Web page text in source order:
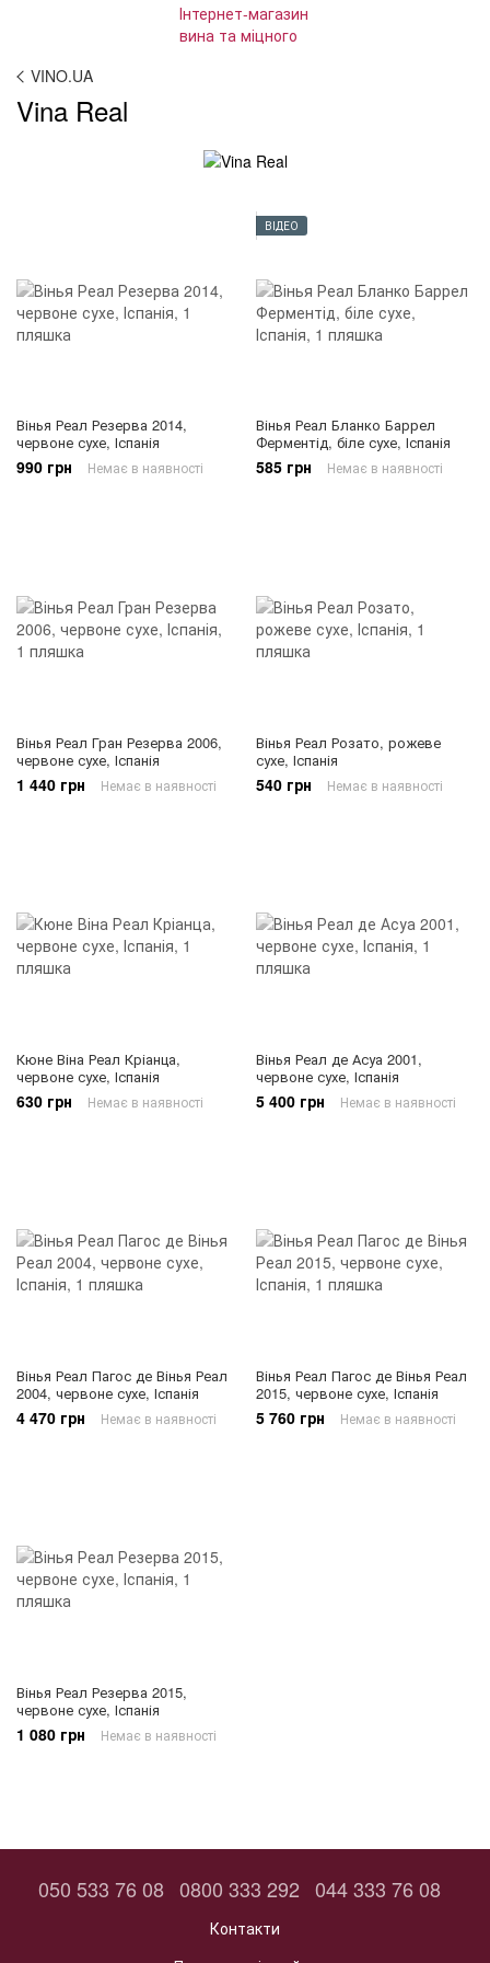
VINO.UA
Vina Real
Вінья Реал Резерва 2014,
червоне сухе, Іспанія
990 грн Немає в наявності
ВІДЕО
Вінья Реал Бланко Баррел
Ферментід, біле сухе, Іспанія
585 грн Немає в наявності
Вінья Реал Гран Резерва 2006,
червоне сухе, Іспанія
1 440 грн Немає в наявності
Вінья Реал Розато, рожеве
сухе, Іспанія
540 грн Немає в наявності
Кюне Віна Реал Кріанца,
червоне сухе, Іспанія
630 грн Немає в наявності
Вінья Реал де Асуа 2001,
червоне сухе, Іспанія
5 400 грн Немає в наявності
Вінья Реал Пагос де Вінья Реал
2004, червоне сухе, Іспанія
4 470 грн Немає в наявності
Вінья Реал Пагос де Вінья Реал
2015, червоне сухе, Іспанія
5 760 грн Немає в наявності
Вінья Реал Резерва 2015,
червоне сухе, Іспанія
1 080 грн Немає в наявності
050 533 76 08 0800 333 292 044 333 76 08
Контакти